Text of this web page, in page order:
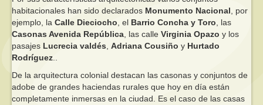
habitacionales han sido declarados Monumento Nacional, por
ejemplo, la Calle Dieciocho, el Barrio Concha y Toro, las
Casonas Avenida República, las calle Virginia Opazo y los
pasajes Lucrecia valdés, Adriana Cousiño y Hurtado
Rodríguez..
De la arquitectura colonial destacan las casonas y conjuntos de
adobe de grandes haciendas rurales que hoy en día están
completamente inmersas en la ciudad. Es el caso de las casas